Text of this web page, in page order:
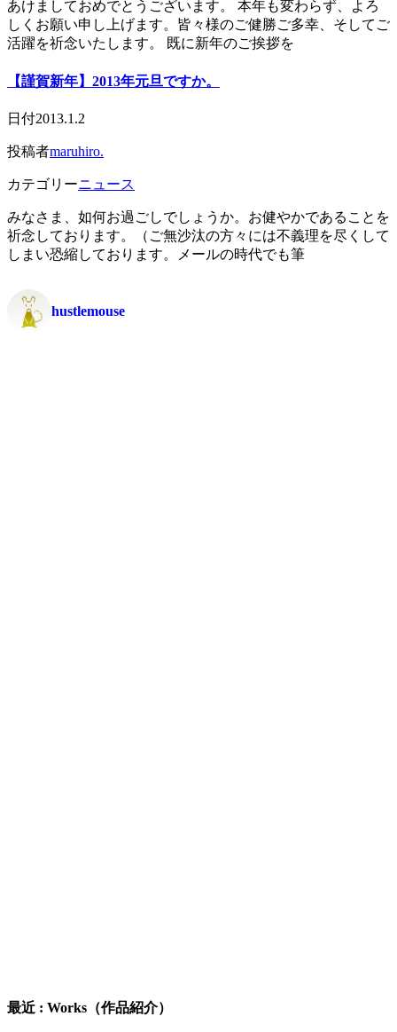
あけましておめでとうございます。 本年も変わらず、よろ
しくお願い申し上げます。皆々様のご健勝ご多幸、そしてご
活躍を祈念いたします。 既に新年のご挨拶を
【謹賀新年】2013年元旦ですか。
日付2013.1.2
投稿者maruhiro.
カテゴリーニュース
みなさま、如何お過ごしでしょうか。お健やかであることを
祈念しております。（ご無沙汰の方々には不義理を尽くして
しまい恐縮しております。メールの時代でも筆
hustlemouse
最近 : Works（作品紹介）